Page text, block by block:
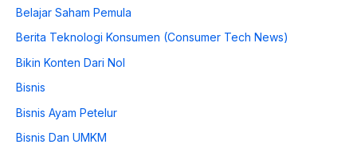
Belajar Saham Pemula
Berita Teknologi Konsumen (Consumer Tech News)
Bikin Konten Dari Nol
Bisnis
Bisnis Ayam Petelur
Bisnis Dan UMKM